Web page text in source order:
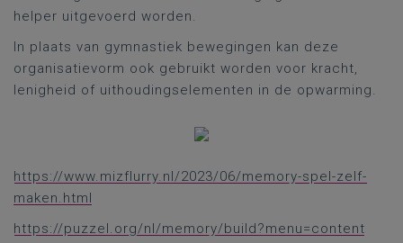
helper uitgevoerd worden.
In plaats van gymnastiek bewegingen kan deze
organisatievorm ook gebruikt worden voor kracht,
lenigheid of uithoudingselementen in de opwarming.
https://www.mizflurry.nl/2023/06/memory-spel-zelf-
maken.html
https://puzzel.org/nl/memory/build?menu=content